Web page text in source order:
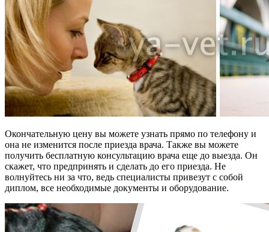
Окончательную цену вы можете узнать прямо по телефону и
она не изменится после приезда врача. Также вы можете
получить бесплатную консультацию врача еще до выезда. Он
скажет, что предпринять и сделать до его приезда. Не
волнуйтесь ни за что, ведь специалисты привезут с собой
диплом, все необходимые документы и оборудование.